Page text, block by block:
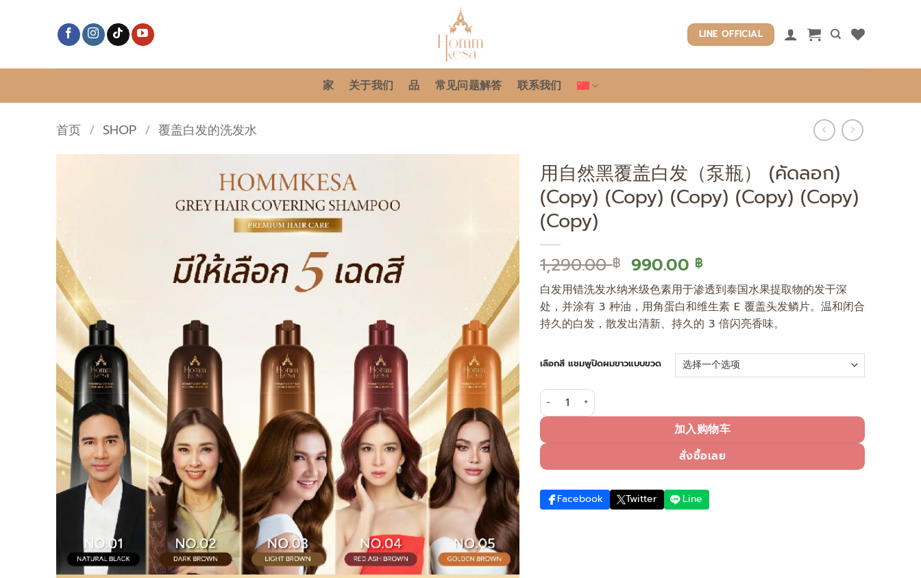
LINE OFFICIAL
家 关于我们 品 常见问题解答 联系我们
首页 / SHOP / 覆盖白发的洗发水
用自然黑覆盖白发（泵瓶） (คัดลอก)
(Copy) (Copy) (Copy) (Copy) (Copy)
(Copy)
1,290.00฿ 原
价
为：
1,290.00 ฿。
990.00 ฿
前
价
格
为：
白发用错洗发水纳米级色素用于渗透到泰国水果提取物的发干深
处，并涂有 3 种油，用角蛋白和维生素 E 覆盖头发鳞片。温和闭合
持久的白发，散发出清新、持久的 3 倍闪亮香味。
เลือกสี แชมพูปิดผมขาวแบบขวด
用自然黑覆盖白发（泵瓶） (คัดลอก) (Copy) (Copy) (Copy) (Copy) (Copy) (Copy)
加入购物车
สั่งซื้อเลย
Facebook Twitter Line